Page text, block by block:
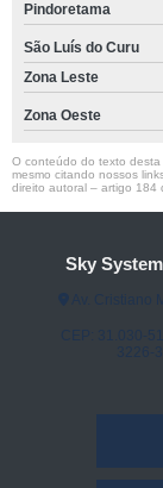
Pindoretama
São Luís do Curu
Zona Leste
Zona Oeste
O conteúdo do texto
mesmo citando nossos
direito autoral – artigo 184
Sky